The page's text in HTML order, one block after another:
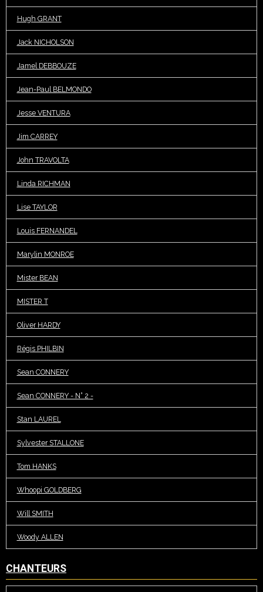
Hugh GRANT
Jack NICHOLSON
Jamel DEBBOUZE
Jean-Paul BELMONDO
Jesse VENTURA
Jim CARREY
John TRAVOLTA
Linda RICHMAN
Lise TAYLOR
Louis FERNANDEL
Marylin MONROE
Mister BEAN
MISTER T
Oliver HARDY
Régis PHILBIN
Sean CONNERY
Sean CONNERY - N° 2 -
Stan LAUREL
Sylvester STALLONE
Tom HANKS
Whoopi GOLDBERG
Will SMITH
Woody ALLEN
CHANTEURS